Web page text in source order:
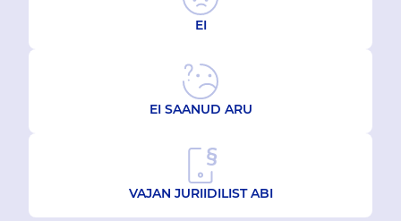
EI
EI SAANUD ARU
VAJAN JURIIDILIST ABI